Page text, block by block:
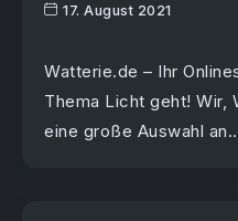
17. August 2021
Watterie.de – Ihr
Thema Licht geht! Wir,
eine große Auswahl